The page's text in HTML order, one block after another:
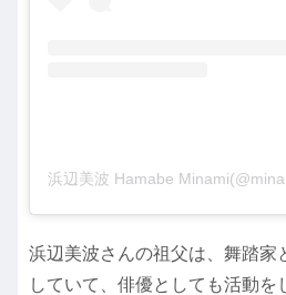
浜辺美波さんの祖父は、舞踏家
していて、俳優としても活動を